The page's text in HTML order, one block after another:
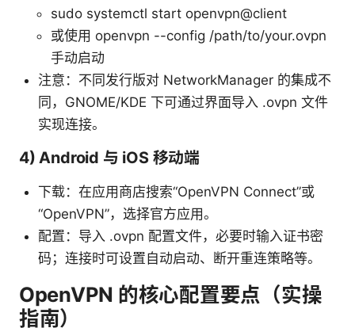
sudo systemctl start openvpn@client
或使用 openvpn --config /path/to/your.ovpn
手动启动
注意：不同发行版对 NetworkManager 的集成不
同，GNOME/KDE 下可通过界面导入 .ovpn 文件
实现连接。
4) Android 与 iOS 移动端
下载：在应用商店搜索“OpenVPN Connect”或
“OpenVPN”，选择官方应用。
配置：导入 .ovpn 配置文件，必要时输入证书密
码；连接时可设置自动启动、断开重连策略等。
OpenVPN 的核心配置要点（实操
指南）